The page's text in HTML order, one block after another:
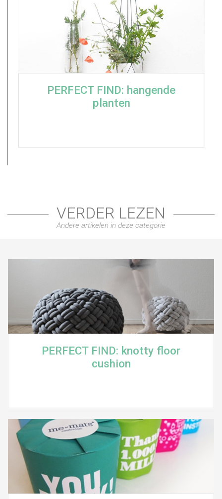
PERFECT FIND: hangende
planten
VERDER LEZEN
Andere artikelen in deze categorie
PERFECT FIND: knotty floor
cushion